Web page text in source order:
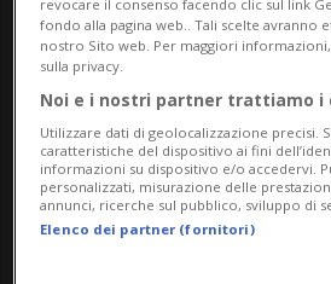
🔐 Sblocca il
esclusivo!
Sottoscrivi un
leggere questo articolo,
MyTioAboper
navigare su sito e app
revocare il consenso facendo clic sul link
fondo alla pagina web.. Tali scelte avranno
nostro Sito web. Per maggiori
sulla privacy.
Noi e i nostri partner trattiamo i
Utilizzare dati di geolocalizzazione precisi.
caratteristiche del dispositivo ai fini
informazioni su dispositivo e/o accedervi.
personalizzati, misurazione delle
annunci, ricerche sul pubblico, sviluppo di
Elenco dei partner (fornitori)